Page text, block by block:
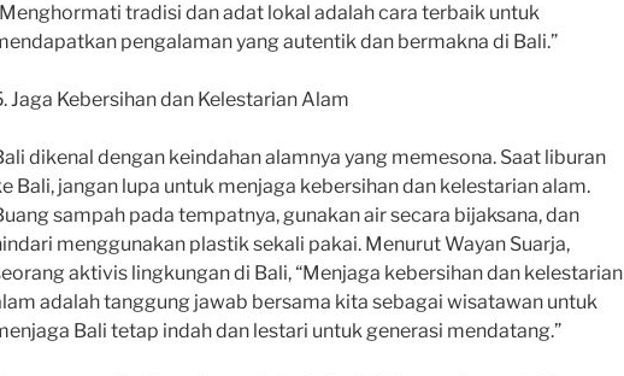
tradisi dan adat lokal adalah cara terbaik untuk
pengalaman yang autentik dan bermakna di Bali.”
Jaga Kebersihan dan Kelestarian Alam
dikenal dengan keindahan alamnya yang memesona. Saat liburan
Bali, jangan lupa untuk menjaga kebersihan dan kelestarian alam.
sampah pada tempatnya, gunakan air secara bijaksana, dan
menggunakan plastik sekali pakai. Menurut Wayan Suarja,
aktivis lingkungan di Bali, “Menjaga kebersihan dan kelestarian
adalah tanggung jawab bersama kita sebagai wisatawan untuk
Bali tetap indah dan lestari untuk generasi mendatang.”